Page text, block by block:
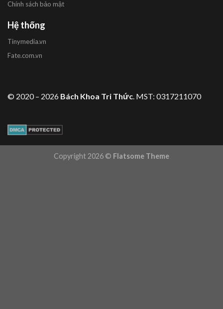
Chính sách bảo mật
Hệ thống
Tinymedia.vn
Fate.com.vn
© 2020 – 2026 Bách Khoa Tri Thức . MST: 0317211070
Copyright 2026 © Flatsome Theme